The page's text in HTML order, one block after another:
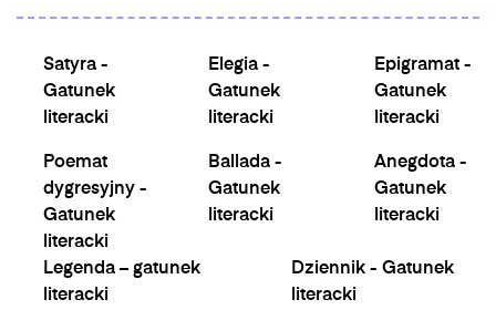
Satyra -
Gatunek
literacki
Poemat
dygresyjny -
Gatunek
literacki
Elegia -
Gatunek
literacki
Ballada -
Gatunek
literacki
Epigramat -
Gatunek
literacki
Anegdota -
Gatunek
literacki
Legenda – gatunek
literacki
Dziennik - Gatunek
literacki